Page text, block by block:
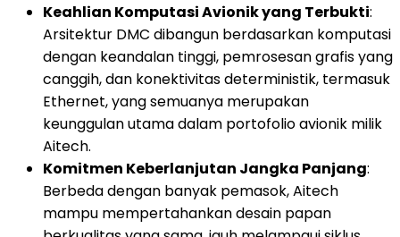
Keahlian Komputasi Avionik yang Terbukti:
Arsitektur DMC dibangun berdasarkan komputasi
dengan keandalan tinggi, pemrosesan grafis yang
canggih, dan konektivitas deterministik, termasuk
Ethernet, yang semuanya merupakan
keunggulan utama dalam portofolio avionik milik
Aitech.
Komitmen Keberlanjutan Jangka Panjang:
Berbeda dengan banyak pemasok, Aitech
mampu mempertahankan desain papan